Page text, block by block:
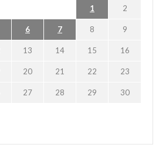
1 2
6 7 8 9
13 14 15 16
20 21 22 23
27 28 29 30